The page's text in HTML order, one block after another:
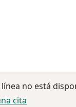
no está
cita